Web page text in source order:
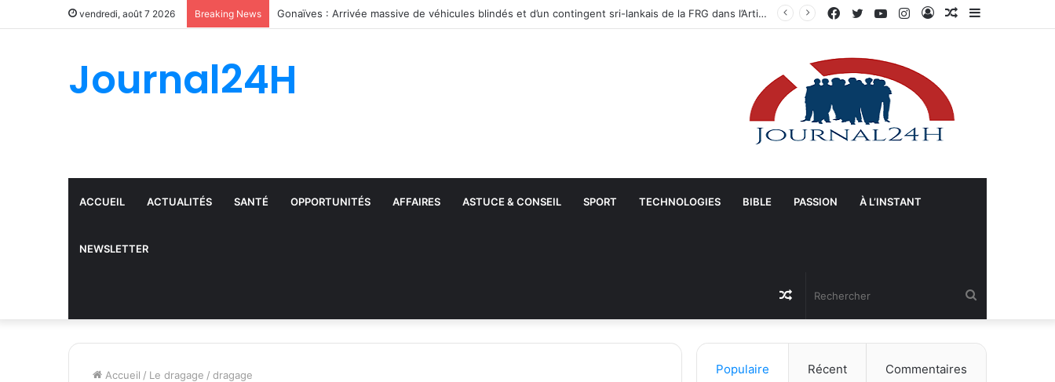
vendredi, août 7 2026 Breaking News Gonaïves : Arrivée massive de véhicules blindés et d’un contingent sri-lankais de la FRG dans l’Artibonite
Article
Connexion
Instagram
YouTube
Twitter
Facebook
Journal24H
ACCUEIL ACTUALITÉS SANTÉ OPPORTUNITÉS AFFAIRES ASTUCE & CONSEIL SPORT TECHNOLOGIES BIBLE PASSION À L’INSTANT
NEWSLETTER
Article
Aléatoire
Accueil / Le dragage / dragage Populaire Récent Commentaires